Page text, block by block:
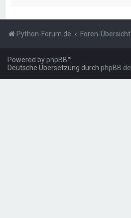
Python-Forum.de Foren-Übersicht
Powered byphpBB™
Deutsche Übersetzung durch phpBB.de